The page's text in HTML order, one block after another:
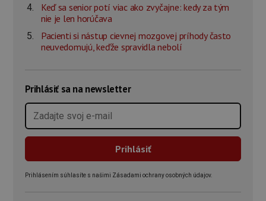
Keď sa senior potí viac ako zvyčajne: kedy za tým
nie je len horúčava
Pacienti si nástup cievnej mozgovej príhody často
neuvedomujú, keďže spravidla nebolí
Prihlásiť sa na newsletter
Prihlásením súhlasíte s našimi Zásadami ochrany osobných údajov.